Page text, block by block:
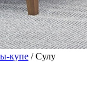
купе / Сулу